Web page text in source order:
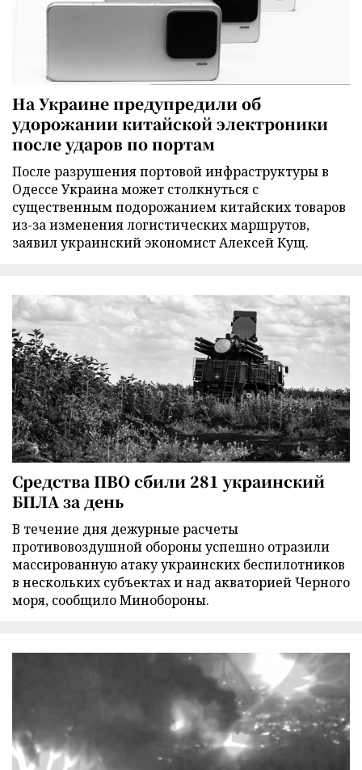
На Украине предупредили об
удорожании китайской электроники
после ударов по портам
После разрушения портовой инфраструктуры в
Одессе Украина может столкнуться с
существенным подорожанием китайских товаров
из-за изменения логистических маршрутов,
заявил украинский экономист Алексей Кущ.
Средства ПВО сбили 281 украинский
БПЛА за день
В течение дня дежурные расчеты
противовоздушной обороны успешно отразили
массированную атаку украинских беспилотников
в нескольких субъектах и над акваторией Черного
моря, сообщило Минобороны.